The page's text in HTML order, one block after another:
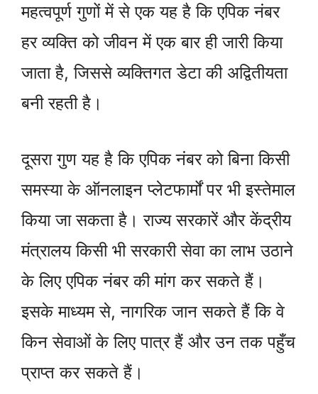
महत्वपूर्ण गुणों में से एक यह है कि एपिक नंबर
हर व्यक्ति को जीवन में एक बार ही जारी किया
जाता है, जिससे व्यक्तिगत डेटा की अद्वितीयता
बनी रहती है।
दूसरा गुण यह है कि एपिक नंबर को बिना किसी
समस्या के ऑनलाइन प्लेटफार्मों पर भी इस्तेमाल
किया जा सकता है। राज्य सरकारें और केंद्रीय
मंत्रालय किसी भी सरकारी सेवा का लाभ उठाने
के लिए एपिक नंबर की मांग कर सकते हैं।
इसके माध्यम से, नागरिक जान सकते हैं कि वे
किन सेवाओं के लिए पात्र हैं और उन तक पहुँच
प्राप्त कर सकते हैं।